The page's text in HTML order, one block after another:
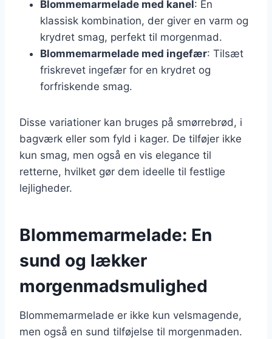
Blommemarmelade med kanel: En
klassisk kombination, der giver en varm og
krydret smag, perfekt til morgenmad.
Blommemarmelade med ingefær: Tilsæt
friskrevet ingefær for en krydret og
forfriskende smag.
Disse variationer kan bruges på smørrebrød, i
bagværk eller som fyld i kager. De tilføjer ikke
kun smag, men også en vis elegance til
retterne, hvilket gør dem ideelle til festlige
lejligheder.
Blommemarmelade: En
sund og lækker
morgenmadsmulighed
Blommemarmelade er ikke kun velsmagende,
men også en sund tilføjelse til morgenmaden.